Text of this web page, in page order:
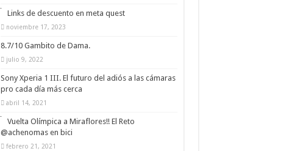
Links de descuento en meta quest
noviembre 17, 2023
8.7/10 Gambito de Dama.
julio 9, 2022
Sony Xperia 1 III. El futuro del adiós a las cámaras
pro cada día más cerca
abril 14, 2021
Vuelta Olímpica a Miraflores!! El Reto
@achenomas en bici
febrero 21, 2021